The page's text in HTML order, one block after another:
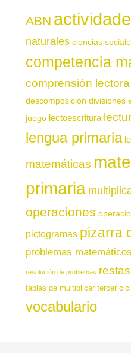
ABN
naturales ciencias
competencia
comprensión lectora
descomposición divisiones
juego lectoescritura
lengua primaria
matemáticas
primaria
operaciones
pictogramas pizarra
problemas matemáticos
resolución de problemas restas
tablas de multiplicar tercer
vocabulario